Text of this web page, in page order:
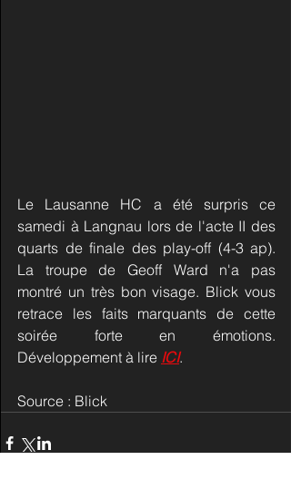
Le Lausanne HC a été surpris ce
samedi à Langnau lors de l'acte II des
quarts de finale des play-off (4-3 ap).
La troupe de Geoff Ward n'a pas
montré un très bon visage. Blick vous
retrace les faits marquants de cette
soirée forte en émotions.
Développement à lire ICI.
Source : Blick